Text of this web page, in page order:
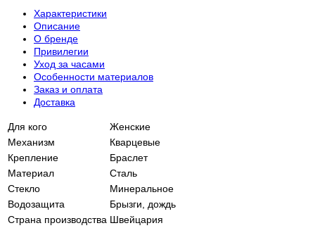
Характеристики
Описание
О бренде
Привилегии
Уход за часами
Особенности материалов
Заказ и оплата
Доставка
Для кого
Женские
Механизм
Кварцевые
Крепление
Браслет
Материал
Сталь
Стекло
Минеральное
Водозащита
Брызги, дождь
Страна производства Швейцария